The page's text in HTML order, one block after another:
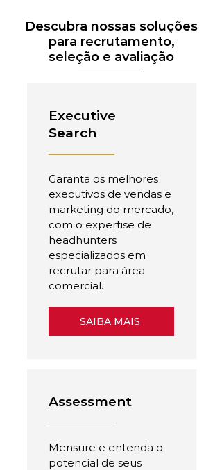
Descubra nossas soluções
para recrutamento,
seleção e avaliação
Executive
Search
Garanta os melhores
executivos de vendas e
marketing do mercado,
com o expertise de
headhunters
especializados em
recrutar para área
comercial.
SAIBA MAIS
Assessment
Mensure e entenda o
potencial de seus